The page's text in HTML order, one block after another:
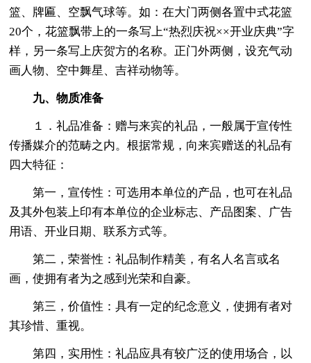
篮、牌匾、空飘气球等。如：在大门两侧各置中式花篮
20个，花篮飘带上的一条写上“热烈庆祝××开业庆典”字
样，另一条写上庆贺方的名称。正门外两侧，设充气动
画人物、空中舞星、吉祥动物等。
九、物质准备
１．礼品准备：赠与来宾的礼品，一般属于宣传性
传播媒介的范畴之内。根据常规，向来宾赠送的礼品有
四大特征：
第一，宣传性：可选用本单位的产品，也可在礼品
及其外包装上印有本单位的企业标志、产品图案、广告
用语、开业日期、联系方式等。
第二，荣誉性：礼品制作精美，有名人名言或名
画，使拥有者为之感到光荣和自豪。
第三，价值性：具有一定的纪念意义，使拥有者对
其珍惜、重视。
第四，实用性：礼品应具有较广泛的使用场合，以